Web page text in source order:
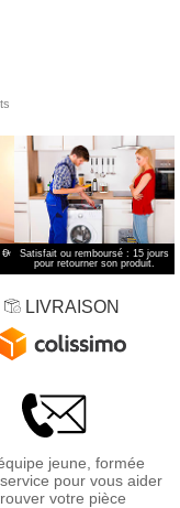
€*
Satisfait ou remboursé : 15 jours
pour retourner son produit.
LIVRAISON
jeune, formée
pour vous aider
votre pièce